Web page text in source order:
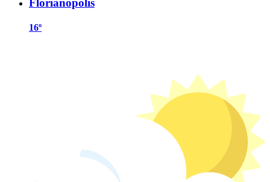
Florianópolis
16º